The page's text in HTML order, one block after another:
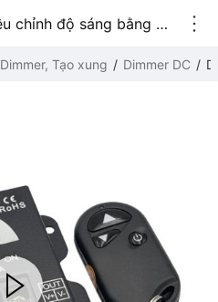
Dimmer LED 30A điều chỉnh độ sáng bằng tay và Remote 12-24V
Dimmer, Tạo xung Dimmer DC